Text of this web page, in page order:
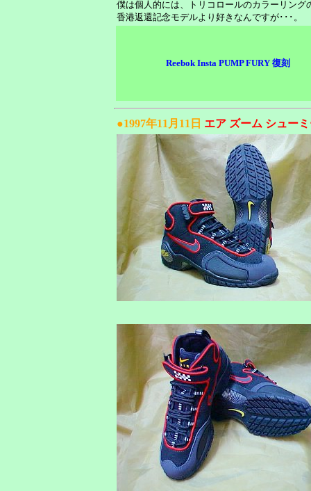
僕は個人的には、トリコロールのカラーリング
香港返還記念モデルより好きなんですが･･･。
Reebok Insta PUMP FURY 復刻
●1997年11月11日 エア ズーム シュー